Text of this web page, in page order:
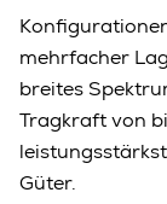
mehrfacher
breites
Tragkraft von
Güter.